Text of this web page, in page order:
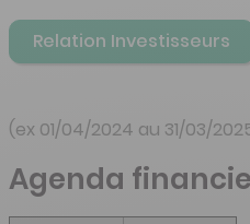
Relation Investisseurs
(ex 01/04/2024 au 31/03/
Agenda